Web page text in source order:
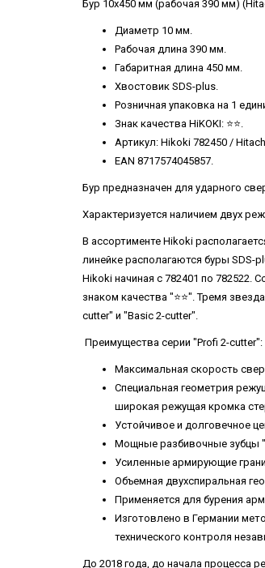
Бур 10х450 мм (рабочая 390 мм)
Диаметр 10 мм.
Рабочая длина 390 мм.
Габаритная длина 450 мм.
Хвостовик SDS-plus.
Розничная упаковка на 1
Знак качества HiKOKI: ⭐️⭐️.
Артикул: Hikoki 782450 /
EAN 8717574045857.
Бур предназначен для ударного
Характеризуется наличием двух
В ассортименте Hikoki
линейке располагаются буры SDS-
Hikoki начиная с 782401 по 782522.
знаком качества "⭐️⭐️". Тремя
cutter" и "Basic 2-cutter".
Преимущества серии "Profi 2-cutter":
Максимальная скорость
Специальная геометрия
широкая режущая кромка
Устойчивое и долговечное
Мощные разбивочные зубцы
Усиленные армирующие
Объемная двухспиральная
Применяется для бурения
Изготовлено в Германии
технического контроля
До 2018 года, до начала процесса